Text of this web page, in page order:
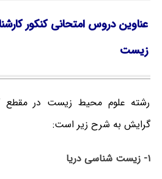
عناوین دروس امتحانی کنکور
زیست
گرایش به شرح زیر است:
۱- زیست شناسی دریا